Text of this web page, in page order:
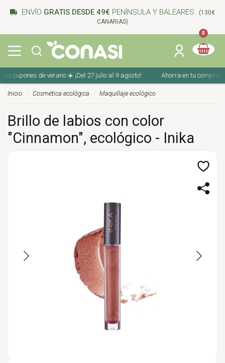
ENVÍO GRATIS DESDE 49€ PENÍNSULA Y BALEARES
(130€
CANARIAS)
0
cupones de verano ☀️ ¡Del 27 julio al 9 agosto! Ahorra en tu compra
Inicio Cosmética ecológica Maquillaje ecológico
Brillo de labios con color
"Cinnamon", ecológico - Inika